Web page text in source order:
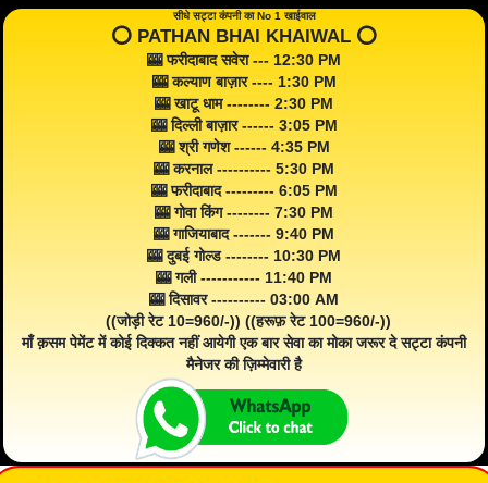
सीधे सट्टा कंपनी का No 1 खाईवाल
⭕️ PATHAN BHAI KHAIWAL ⭕️
🎰 फरीदाबाद सवेरा --- 12:30 PM
🎰 कल्याण बाज़ार ---- 1:30 PM
🎰 खाटू धाम -------- 2:30 PM
🎰 दिल्ली बाज़ार ------ 3:05 PM
🎰 श्री गणेश ------ 4:35 PM
🎰 करनाल ---------- 5:30 PM
🎰 फरीदाबाद --------- 6:05 PM
🎰 गोवा किंग -------- 7:30 PM
🎰 गाजियाबाद ------- 9:40 PM
🎰 दुबई गोल्ड -------- 10:30 PM
🎰 गली ----------- 11:40 PM
🎰 दिसावर ---------- 03:00 AM
((जोड़ी रेट 10=960/-)) ((हरूफ़ रेट 100=960/-))
माँ क़सम पेमेंट में कोई दिक्कत नहीं आयेगी एक बार सेवा का मोका जरूर दे सट्टा कंपनी
मैनेजर की ज़िम्मेवारी है